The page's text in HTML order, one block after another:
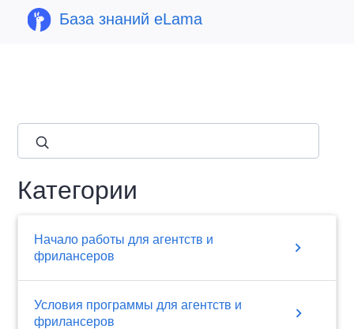
База знаний eLama
Категории
Начало работы для агентств и
фрилансеров
chevron_right
Условия программы для агентств и
фрилансеров
chevron_right